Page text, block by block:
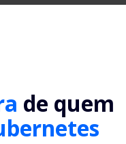
de quem